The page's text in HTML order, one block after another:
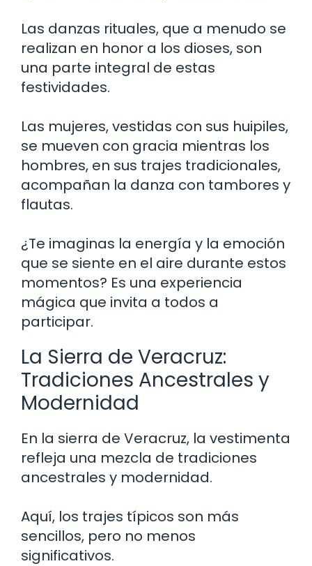
Las danzas rituales, que a menudo se
realizan en honor a los dioses, son
una parte integral de estas
festividades.
Las mujeres, vestidas con sus huipiles,
se mueven con gracia mientras los
hombres, en sus trajes tradicionales,
acompañan la danza con tambores y
flautas.
¿Te imaginas la energía y la emoción
que se siente en el aire durante estos
momentos? Es una experiencia
mágica que invita a todos a
participar.
La Sierra de Veracruz:
Tradiciones Ancestrales y
Modernidad
En la sierra de Veracruz, la vestimenta
refleja una mezcla de tradiciones
ancestrales y modernidad.
Aquí, los trajes típicos son más
sencillos, pero no menos
significativos.